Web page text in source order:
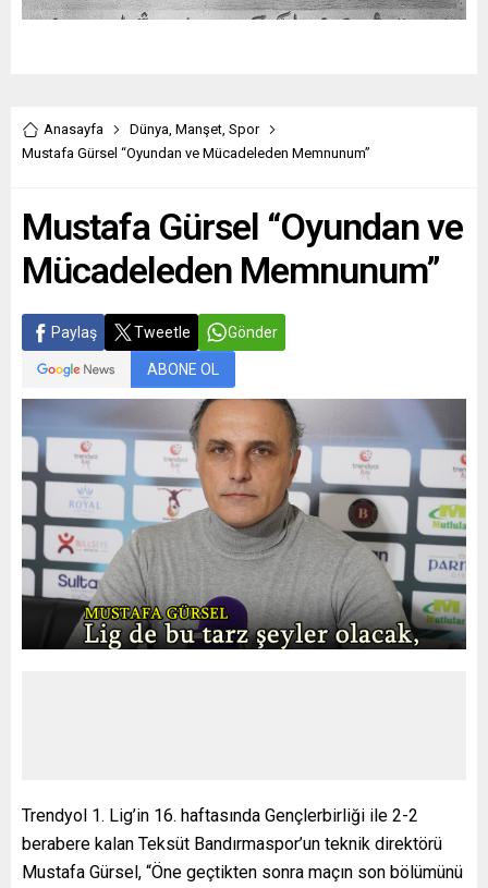
Anasayfa Dünya, Manşet, Spor
Mustafa Gürsel “Oyundan ve Mücadeleden Memnunum”
Mustafa Gürsel “Oyundan ve
Mücadeleden Memnunum”
Paylaş Tweetle Gönder
ABONE OL
Trendyol 1. Lig’in 16. haftasında Gençlerbirliği ile 2-2
berabere kalan Teksüt Bandırmaspor’un teknik direktörü
Mustafa Gürsel, “Öne geçtikten sonra maçın son bölümünü